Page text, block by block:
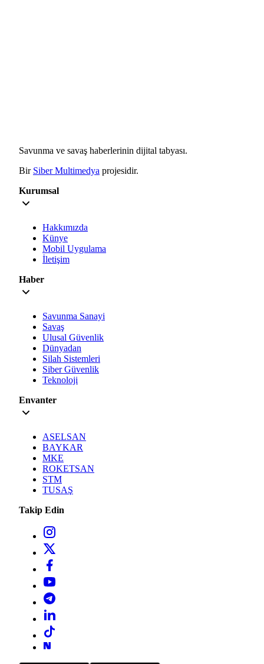
Savunma ve savaş haberlerinin dijital tabyası.
Bir Siber Multimedya projesidir.
Kurumsal
Hakkımızda
Künye
Mobil Uygulama
İletişim
Haber
Savunma Sanayi
Savaş
Ulusal Güvenlik
Dünyadan
Silah Sistemleri
Siber Güvenlik
Teknoloji
Envanter
ASELSAN
BAYKAR
MKE
ROKETSAN
STM
TUSAŞ
Takip Edin